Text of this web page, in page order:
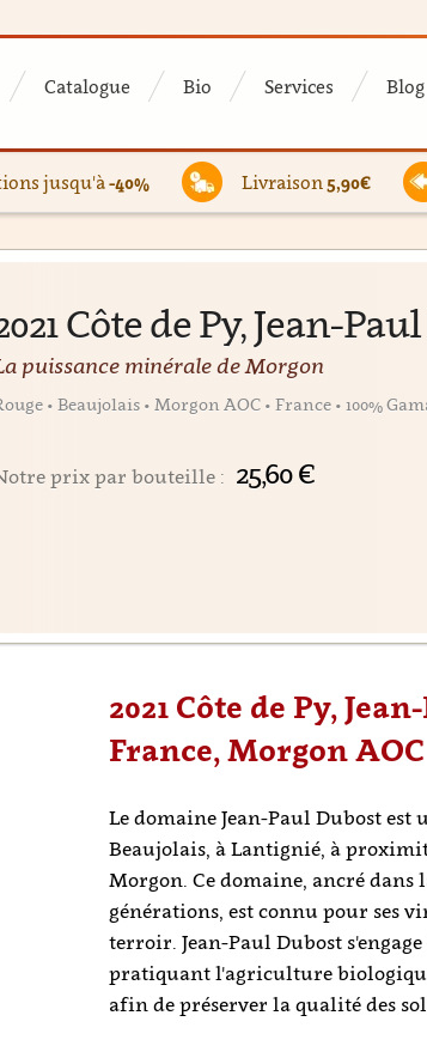
Catalogue Bio Services Blog
jusqu'à-40% Livraison 5,90€
Côte de Py, Jean-
puissance minérale de Morgon
• Beaujolais • Morgon AOC • France • 100%
prix par bouteille : 25,60 €
2021 Côte de Py,
France, Morgon AOC
Le domaine Jean-Paul Dubost
Beaujolais, à Lantignié, à
Morgon. Ce domaine, ancré
générations, est connu pour ses
terroir. Jean-Paul Dubost
pratiquant l'agriculture
afin de préserver la qualité des